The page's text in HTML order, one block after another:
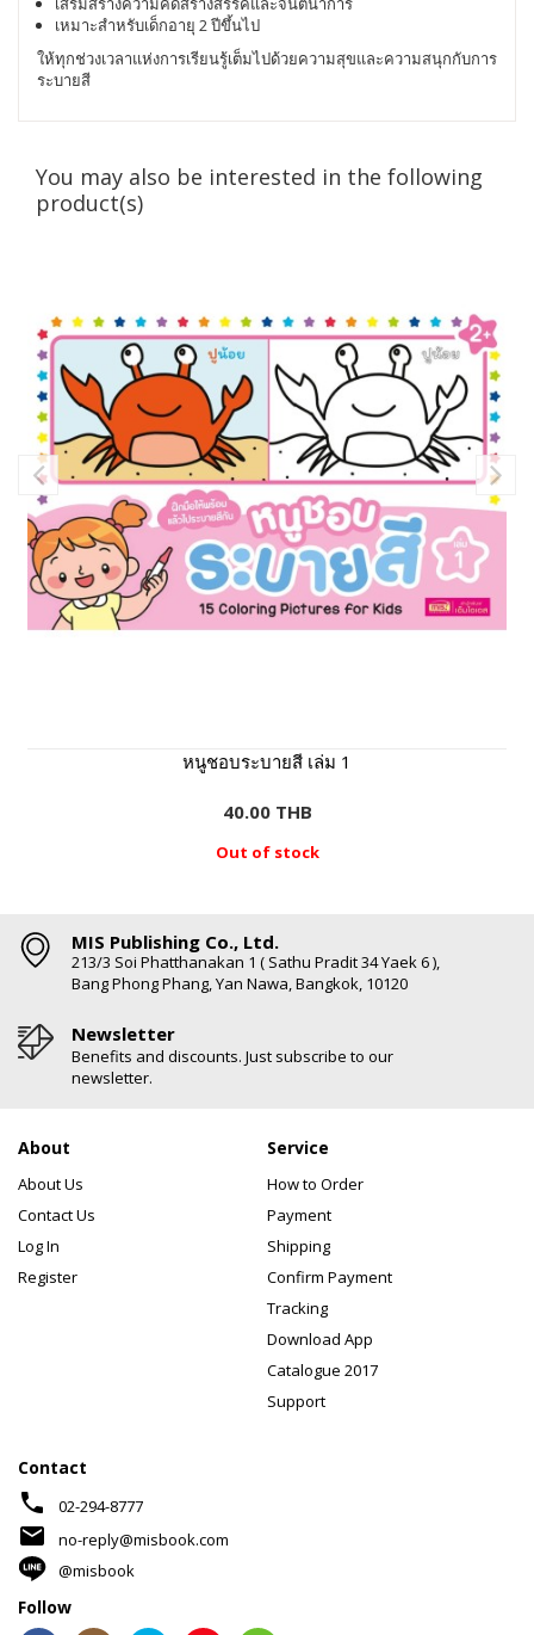
เหมาะสำหรับเด็กอายุ 2 ปีขึ้นไป
ให้ทุกช่วงเวลาแห่งการเรียนรู้เต็มไปด้วยความสุขและความสนุกกับการ
ระบายสี
You may also be interested in the following
product(s)
หนูชอบระบายสี เล่ม 1
40.00 THB
Out of stock
MIS Publishing Co., Ltd.
213/3 Soi Phatthanakan 1 ( Sathu Pradit 34 Yaek 6 ),
Bang Phong Phang, Yan Nawa, Bangkok, 10120
Newsletter
Benefits and discounts. Just subscribe to our
newsletter.
About
About Us
Contact Us
Log In
Register
Service
How to Order
Payment
Shipping
Confirm Payment
Tracking
Download App
Catalogue 2017
Support
Contact
phone 02-294-8777
mail
no-reply@misbook.com
@misbook
Follow